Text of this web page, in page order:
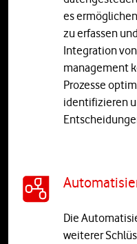
es
zu erfassen
Integration
management
Prozesse
identifizieren
Die
weiterer